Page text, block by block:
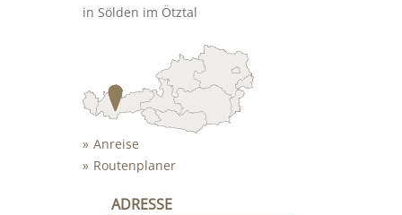
in Sölden im Ötztal
Anreise
Routenplaner
ADRESSE